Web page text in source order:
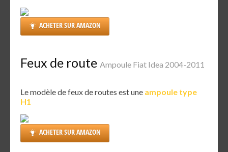
ACHETER SUR AMAZON
Feux de route Ampoule Fiat Idea 2004-2011
Le modèle de feux de routes est une ampoule type
H1
ACHETER SUR AMAZON